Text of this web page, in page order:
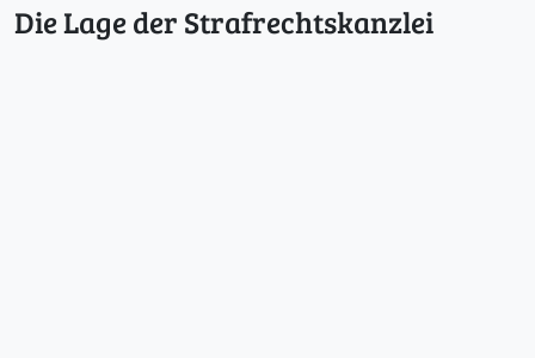
Die Lage der Strafrechtskanzlei